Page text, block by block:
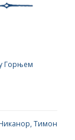
у Горњем
Тимон